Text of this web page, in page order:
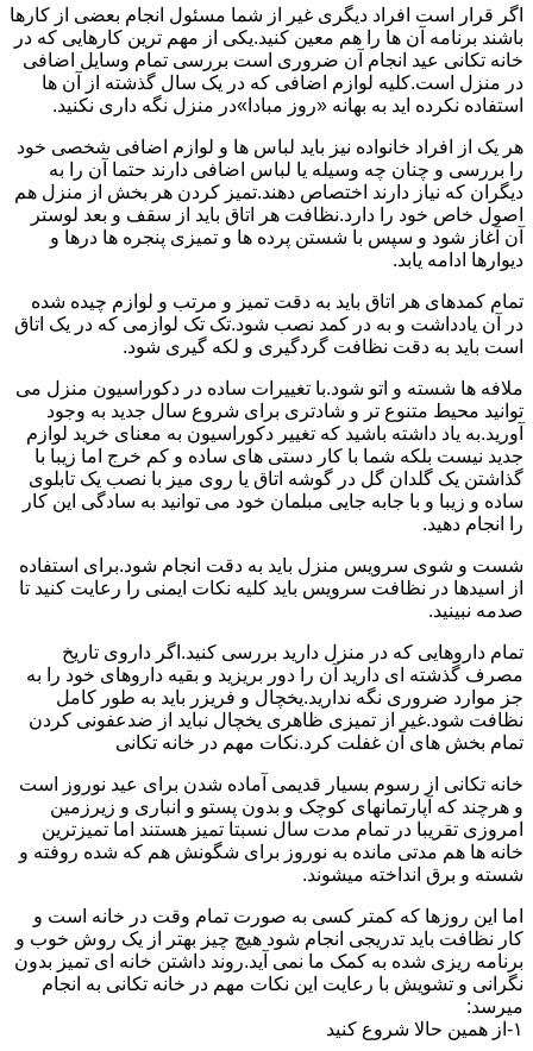
اگر قرار است افراد دیگری غیر از شما مسئول انجام بعضی از کارها
باشند برنامه آن ها را هم معین کنید.یکی از مهم ترین کارهایی که در
خانه تکانی عید انجام آن ضروری است بررسی تمام وسایل اضافی
در منزل است.کلیه لوازم اضافی که در یک سال گذشته از آن ها
استفاده نکرده اید به بهانه «روز مبادا»در منزل نگه داری نکنید.
هر یک از افراد خانواده نیز باید لباس ها و لوازم اضافی شخصی خود
را بررسی و چنان چه وسیله یا لباس اضافی دارند حتما آن را به
دیگران که نیاز دارند اختصاص دهند.تمیز کردن هر بخش از منزل هم
اصول خاص خود را دارد.نظافت هر اتاق باید از سقف و بعد لوستر
آن آغاز شود و سپس با شستن پرده ها و تمیزی پنجره ها درها و
دیوارها ادامه یابد.
تمام کمدهای هر اتاق باید به دقت تمیز و مرتب و لوازم چیده شده
در آن یادداشت و به در کمد نصب شود.تک تک لوازمی که در یک اتاق
است باید به دقت نظافت گردگیری و لکه گیری شود.
ملافه ها شسته و اتو شود.با تغییرات ساده در دکوراسیون منزل می
توانید محیط متنوع تر و شادتری برای شروع سال جدید به وجود
آورید.به یاد داشته باشید که تغییر دکوراسیون به معنای خرید لوازم
جدید نیست بلکه شما با کار دستی های ساده و کم خرج اما زیبا با
گذاشتن یک گلدان گل در گوشه اتاق یا روی میز با نصب یک تابلوی
ساده و زیبا و با جابه جایی مبلمان خود می توانید به سادگی این کار
را انجام دهید.
شست و شوی سرویس منزل باید به دقت انجام شود.برای استفاده
از اسیدها در نظافت سرویس باید کلیه نکات ایمنی را رعایت کنید تا
صدمه نبینید.
تمام داروهایی که در منزل دارید بررسی کنید.اگر داروی تاریخ
مصرف گذشته ای دارید آن را دور بریزید و بقیه داروهای خود را به
جز موارد ضروری نگه ندارید.یخچال و فریزر باید به طور کامل
نظافت شود.غیر از تمیزی ظاهری یخچال نباید از ضدعفونی کردن
تمام بخش های آن غفلت کرد.نکات مهم در خانه تکانی
خانه تکانی از رسوم بسیار قدیمی آماده شدن برای عید نوروز است
و هرچند که آپارتمانهای کوچک و بدون پستو و انباری و زیرزمین
امروزی تقریبا در تمام مدت سال نسبتا تمیز هستند اما تمیزترین
خانه ها هم مدتی مانده به نوروز برای شگونش هم که شده روفته و
شسته و برق انداخته میشوند.
اما این روزها که کمتر کسی به صورت تمام وقت در خانه است و
کار نظافت باید تدریجی انجام شود هیچ چیز بهتر از یک روش خوب و
برنامه ریزی شده به کمک ما نمی آید.روند داشتن خانه ای تمیز بدون
نگرانی و تشویش با رعایت این نکات مهم در خانه تکانی به انجام
میرسد:
۱-از همین حالا شروع کنید